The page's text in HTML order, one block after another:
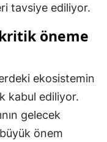
tavsiye ediliyor.
öneme
ekosistemin
kabul ediliyor.
gelecek
büyük önem